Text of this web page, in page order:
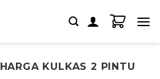
HARGA KULKAS 2 PINTU